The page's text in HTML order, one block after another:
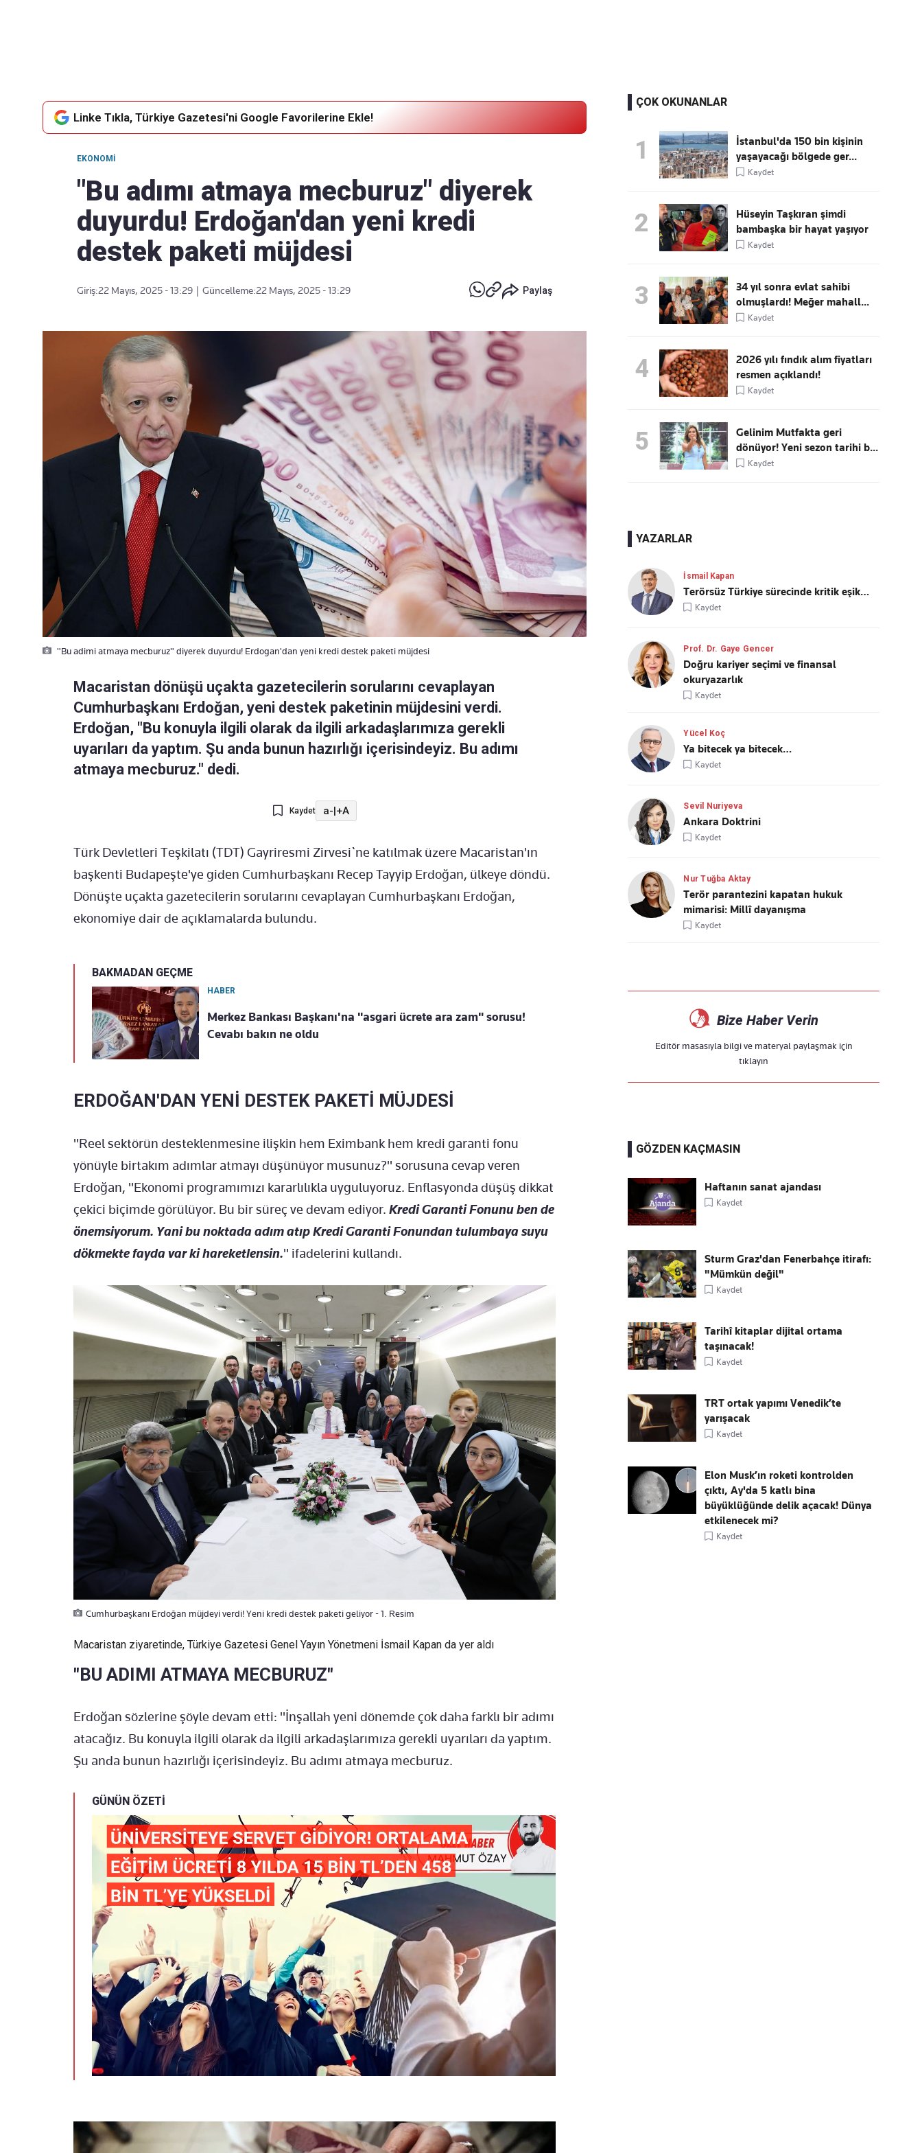
Linke Tıkla, Türkiye Gazetesi'ni Google Favorilerine Ekle!
EKONOMI
"Bu adımı atmaya mecburuz" diyerek
duyurdu! Erdoğan'dan yeni kredi
destek paketi müjdesi
Giriş:22 Mayıs, 2025 - 13:29 Güncelleme:22 Mayıs, 2025 - 13:29 Paylaş
"Bu adimi atmaya mecburuz" diyerek duyurdu! Erdogan'dan yeni kredi destek paketi müjdesi
Macaristan dönüşü uçakta gazetecilerin sorularını cevaplayan
Cumhurbaşkanı Erdoğan, yeni destek paketinin müjdesini verdi.
Erdoğan, "Bu konuyla ilgili olarak da ilgili arkadaşlarımıza gerekli
uyarıları da yaptım. Şu anda bunun hazırlığı içerisindeyiz. Bu adımı
atmaya mecburuz." dedi.
Kaydet a-|+A
Türk Devletleri Teşkilatı (TDT) Gayriresmi Zirvesi`ne katılmak üzere Macaristan'ın
başkenti Budapeşte'ye giden Cumhurbaşkanı Recep Tayyip Erdoğan, ülkeye döndü.
Dönüşte uçakta gazetecilerin sorularını cevaplayan Cumhurbaşkanı Erdoğan,
ekonomiye dair de açıklamalarda bulundu.
BAKMADAN GEÇME
HABER
Merkez Bankası Başkanı'na "asgari ücrete ara zam" sorusu!
Cevabı bakın ne oldu
ERDOĞAN'DAN YENİ DESTEK PAKETİ MÜJDESİ
"Reel sektörün desteklenmesine ilişkin hem Eximbank hem kredi garanti fonu
yönüyle birtakım adımlar atmayı düşünüyor musunuz?" sorusuna cevap veren
Erdoğan, "Ekonomi programımızı kararlılıkla uyguluyoruz. Enflasyonda düşüş dikkat
çekici biçimde görülüyor. Bu bir süreç ve devam ediyor. Kredi Garanti Fonunu ben de
önemsiyorum. Yani bu noktada adım atıp Kredi Garanti Fonundan tulumbaya suyu
dökmekte fayda var ki hareketlensin." ifadelerini kullandı.
Cumhurbaşkanı Erdoğan müjdeyi verdi! Yeni kredi destek paketi geliyor - 1. Resim
Macaristan ziyaretinde, Türkiye Gazetesi Genel Yayın Yönetmeni İsmail Kapan da yer aldı
"BU ADIMI ATMAYA MECBURUZ"
Erdoğan sözlerine şöyle devam etti: "İnşallah yeni dönemde çok daha farklı bir adımı
atacağız. Bu konuyla ilgili olarak da ilgili arkadaşlarımıza gerekli uyarıları da yaptım.
Şu anda bunun hazırlığı içerisindeyiz. Bu adımı atmaya mecburuz.
GÜNÜN ÖZETİ
ÇOK OKUNANLAR
1
İstanbul'da 150 bin kişinin
yaşayacağı bölgede ger...
Kaydet
2
Hüseyin Taşkıran şimdi
bambaşka bir hayat yaşıyor
Kaydet
3
34 yıl sonra evlat sahibi
olmuşlardı! Meğer mahall...
Kaydet
4
2026 yılı fındık alım fiyatları
resmen açıklandı!
Kaydet
5
Gelinim Mutfakta geri
dönüyor! Yeni sezon tarihi b...
Kaydet
YAZARLAR
İsmail Kapan
Terörsüz Türkiye sürecinde kritik eşik…
Kaydet
Prof. Dr. Gaye Gencer
Doğru kariyer seçimi ve finansal
okuryazarlık
Kaydet
Yücel Koç
Ya bitecek ya bitecek…
Kaydet
Sevil Nuriyeva
Ankara Doktrini
Kaydet
Nur Tuğba Aktay
Terör parantezini kapatan hukuk
mimarisi: Millî dayanışma
Kaydet
Bize Haber Verin
Editör masasıyla bilgi ve materyal paylaşmak için
tıklayın
GÖZDEN KAÇMASIN
Haftanın sanat ajandası
Kaydet
Sturm Graz'dan Fenerbahçe itirafı:
"Mümkün değil"
Kaydet
Tarihî kitaplar dijital ortama
taşınacak!
Kaydet
TRT ortak yapımı Venedik’te
yarışacak
Kaydet
Elon Musk’ın roketi kontrolden
çıktı, Ay'da 5 katlı bina
büyüklüğünde delik açacak! Dünya
etkilenecek mi?
Kaydet